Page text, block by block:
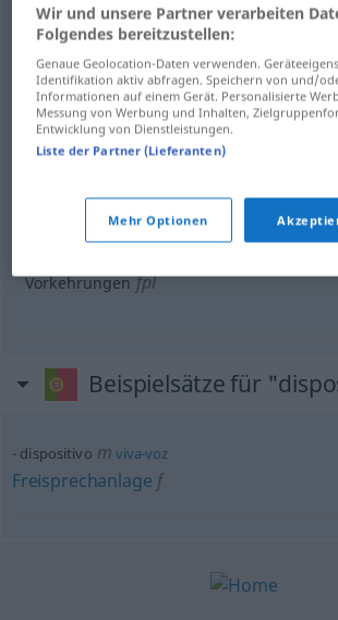
Vorrichtungf dispositivo TECN
Anlagef dispositivo (≈ aparelho)
Gerätn dispositivo (≈ aparelho)
dispositivospl FIG
Vorkehrungenfpl
Beispielsätze für
dispositivo m viva-voz
Freisprechanlage f
Wir und unsere Partner verarbeiten
Folgendes bereitzustellen:
Genaue Geolocation-Daten verwenden.
Identifikation aktiv abfragen. Speichern von und/
Informationen auf einem Gerät. Personalisierte
Messung von Werbung und Inhalten,
Entwicklung von Dienstleistungen.
Liste der Partner (Lieferanten)
Mehr Optionen